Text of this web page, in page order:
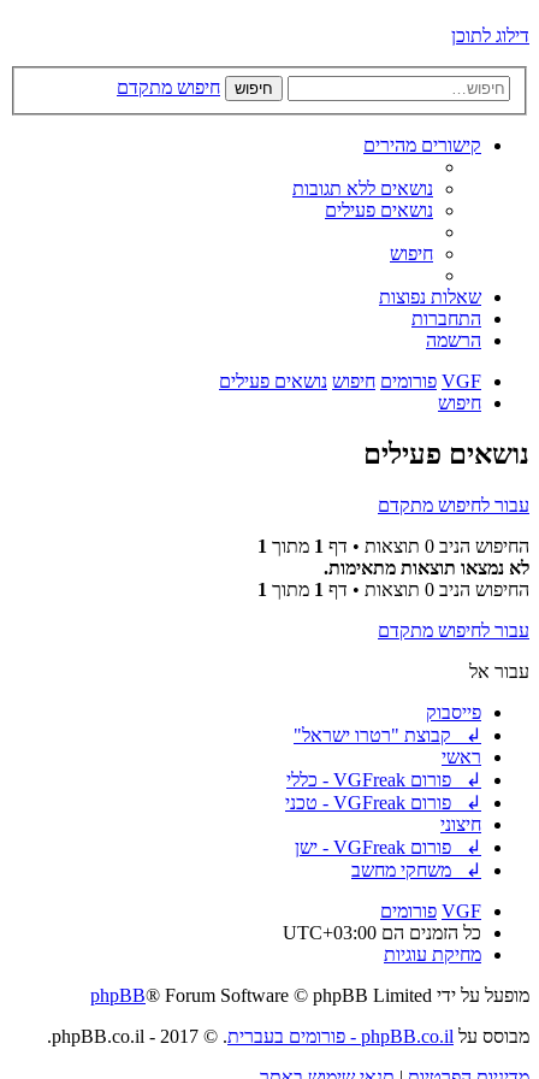
דילוג לתוכן
חיפוש חיפוש מתקדם
קישורים מהירים
נושאים ללא תגובות
נושאים פעילים
חיפוש
שאלות נפוצות
התחברות
הרשמה
VGF פורומים חיפוש נושאים פעילים
חיפוש
נושאים פעילים
עבור לחיפוש מתקדם
החיפוש הניב 0 תוצאות • דף
1 מתוך 1
לא נמצאו תוצאות מתאימות.
החיפוש הניב 0 תוצאות • דף
1 מתוך 1
עבור לחיפוש מתקדם
עבור אל
פייסבוק
↲ קבוצת "רטרו ישראל"
ראשי
↲ פורום VGFreak - כללי
↲ פורום VGFreak - טכני
חיצוני
↲ פורום VGFreak - ישן
↲ משחקי מחשב
VGF פורומים
כל הזמנים הם UTC+03:00
מחיקת עוגיות
מופעל על ידי
phpBB® Forum Software © phpBB Limited
מבוסס על phpBB.co.il - פורומים בעברית
. © 2017 - phpBB.co.il.